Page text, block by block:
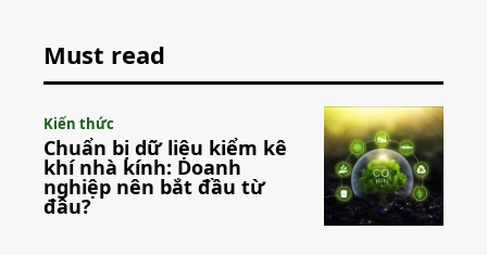
Must read
Kiến thức
Chuẩn bị dữ liệu kiểm kê
khí nhà kính: Doanh
nghiệp nên bắt đầu từ
đâu?